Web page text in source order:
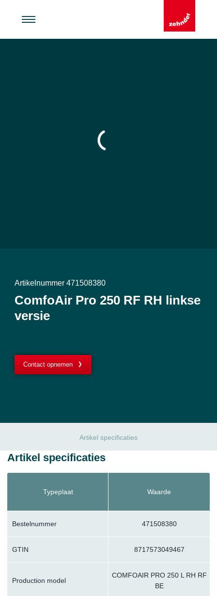
Artikelnummer 471508380
ComfoAir Pro 250 RF RH linkse
versie
Contact opnemen
Artikel specificaties
Artikel specificaties
Typeplaat Waarde
Bestelnummer 471508380
GTIN 8717573049467
Production model
COMFOAIR PRO 250 L RH RF
BE